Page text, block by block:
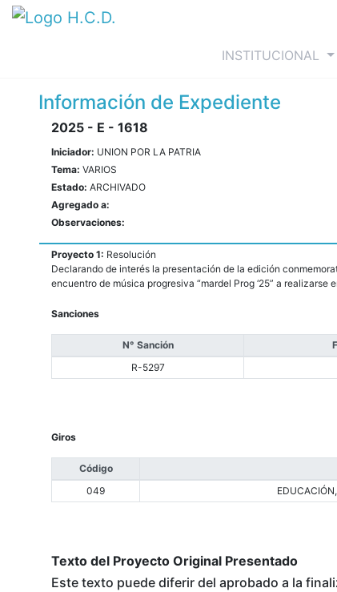
INSTITUCIONAL
Información de Expediente
2025 - E - 1618
Iniciador: UNION POR LA PATRIA
Tema: VARIOS
Estado: ARCHIVADO
Agregado a:
Observaciones:
Proyecto 1: Resolución
Declarando de interés la presentación de la edición
encuentro de música progresiva “mardel Prog ‘25” a realizarse
Sanciones
N° Sanción
R-5297
Giros
Código
049
Texto del Proyecto Original Presentado
Este texto puede diferir del aprobado a la